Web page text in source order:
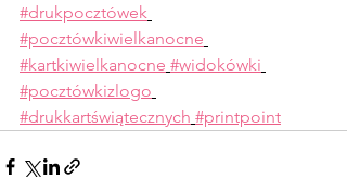
#drukpocztówek
#pocztówkiwielkanocne
#kartkiwielkanocne #widokówki
#pocztówkizlogo
#drukkartświątecznych #printpoint